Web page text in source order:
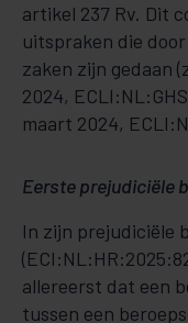
artikel 237 Rv. Dit
uitspraken die
zaken zijn gedaan
2024,
maart 2024,
Eerste prejudiciële
In zijn prejudiciële
allereerst dat een
tussen een